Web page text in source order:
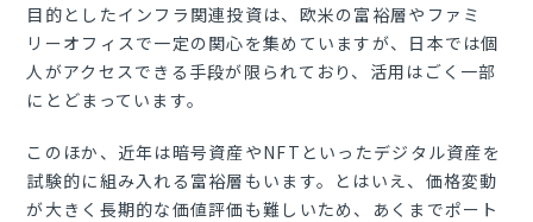
目的としたインフラ関連投資は、欧米の富裕層やファミ
リーオフィスで一定の関心を集めていますが、日本では個
人がアクセスできる手段が限られており、活用はごく一部
にとどまっています。
このほか、近年は暗号資産やNFTといったデジタル資産を
試験的に組み入れる富裕層もいます。とはいえ、価格変動
が大きく長期的な価値評価も難しいため、あくまでポート